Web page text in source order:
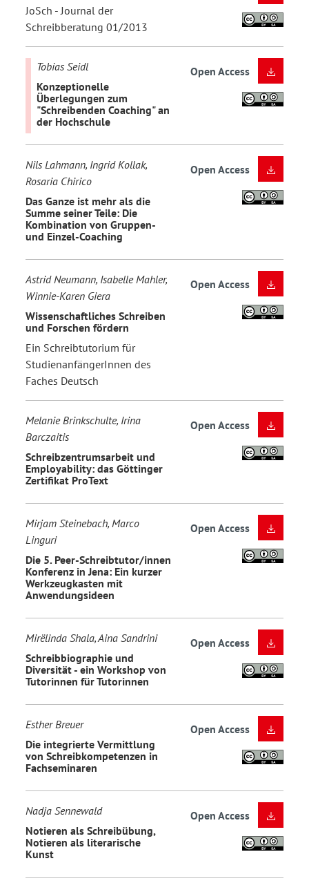
JoSch - Journal der
Schreibberatung 01/2013
Tobias Seidl
Konzeptionelle
Überlegungen zum
"Schreibenden Coaching" an
der Hochschule
Open Access
Nils Lahmann, Ingrid Kollak,
Rosaria Chirico
Das Ganze ist mehr als die
Summe seiner Teile: Die
Kombination von Gruppen-
und Einzel-Coaching
Open Access
Astrid Neumann, Isabelle Mahler,
Winnie-Karen Giera
Wissenschaftliches Schreiben
und Forschen fördern
Ein Schreibtutorium für
StudienanfängerInnen des
Faches Deutsch
Open Access
Melanie Brinkschulte, Irina
Barczaitis
Schreibzentrumsarbeit und
Employability: das Göttinger
Zertifikat ProText
Open Access
Mirjam Steinebach, Marco
Linguri
Die 5. Peer-Schreibtutor/innen
Konferenz in Jena: Ein kurzer
Werkzeugkasten mit
Anwendungsideen
Open Access
Mirëlinda Shala, Aina Sandrini
Schreibbiographie und
Diversität - ein Workshop von
Tutorinnen für Tutorinnen
Open Access
Esther Breuer
Die integrierte Vermittlung
von Schreibkompetenzen in
Fachseminaren
Open Access
Nadja Sennewald
Notieren als Schreibübung,
Notieren als literarische
Kunst
Open Access